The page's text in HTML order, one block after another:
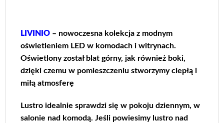
LIVINIO – nowoczesna kolekcja z modnym
oświetleniem LED w komodach i witrynach.
Oświetlony został blat górny, jak również boki,
dzięki czemu w pomieszczeniu stworzymy ciepłą i
miłą atmosferę
Lustro idealnie sprawdzi się w pokoju dziennym, w
salonie nad komodą. Jeśli powiesimy lustro nad